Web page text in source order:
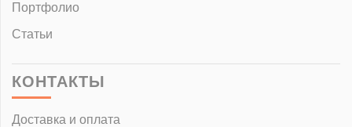
Портфолио
Статьи
КОНТАКТЫ
Доставка и оплата